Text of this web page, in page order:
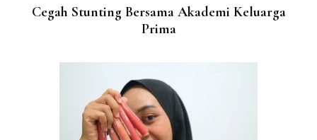
Cegah Stunting Bersama Akademi Keluarga
Prima